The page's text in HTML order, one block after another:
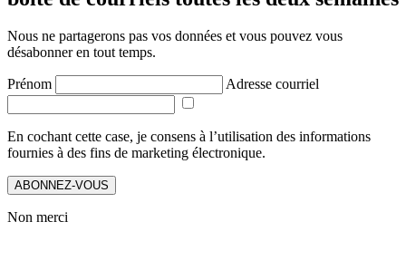
Nous ne partagerons pas vos données et vous pouvez vous
désabonner en tout temps.
Prénom Adresse courriel
En cochant cette case, je consens à l’utilisation des informations
fournies à des fins de marketing électronique.
ABONNEZ-VOUS
Non merci